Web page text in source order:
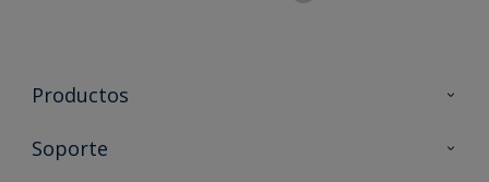
Productos
Todos los productos
Soporte